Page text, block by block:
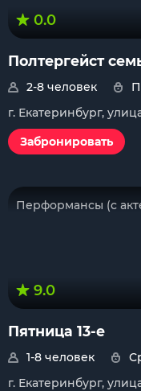
0.0
Полтергейст
2-8 человек
г. Екатеринбург,
Забронировать
Перформансы (с
9.0
Пятница 13-е
1-8 человек
г. Екатеринбург,